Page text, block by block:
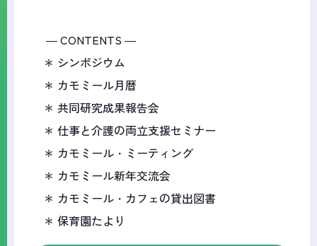
― CONTENTS ―
＊ シンポジウム
＊ カモミール月暦
＊ 共同研究成果報告会
＊ 仕事と介護の両立支援セミナー
＊ カモミール・ミーティング
＊ カモミール新年交流会
＊ カモミール・カフェの貸出図書
＊ 保育園たより